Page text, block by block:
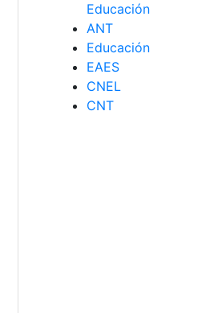
Educación
ANT
Educación
EAES
CNEL
CNT